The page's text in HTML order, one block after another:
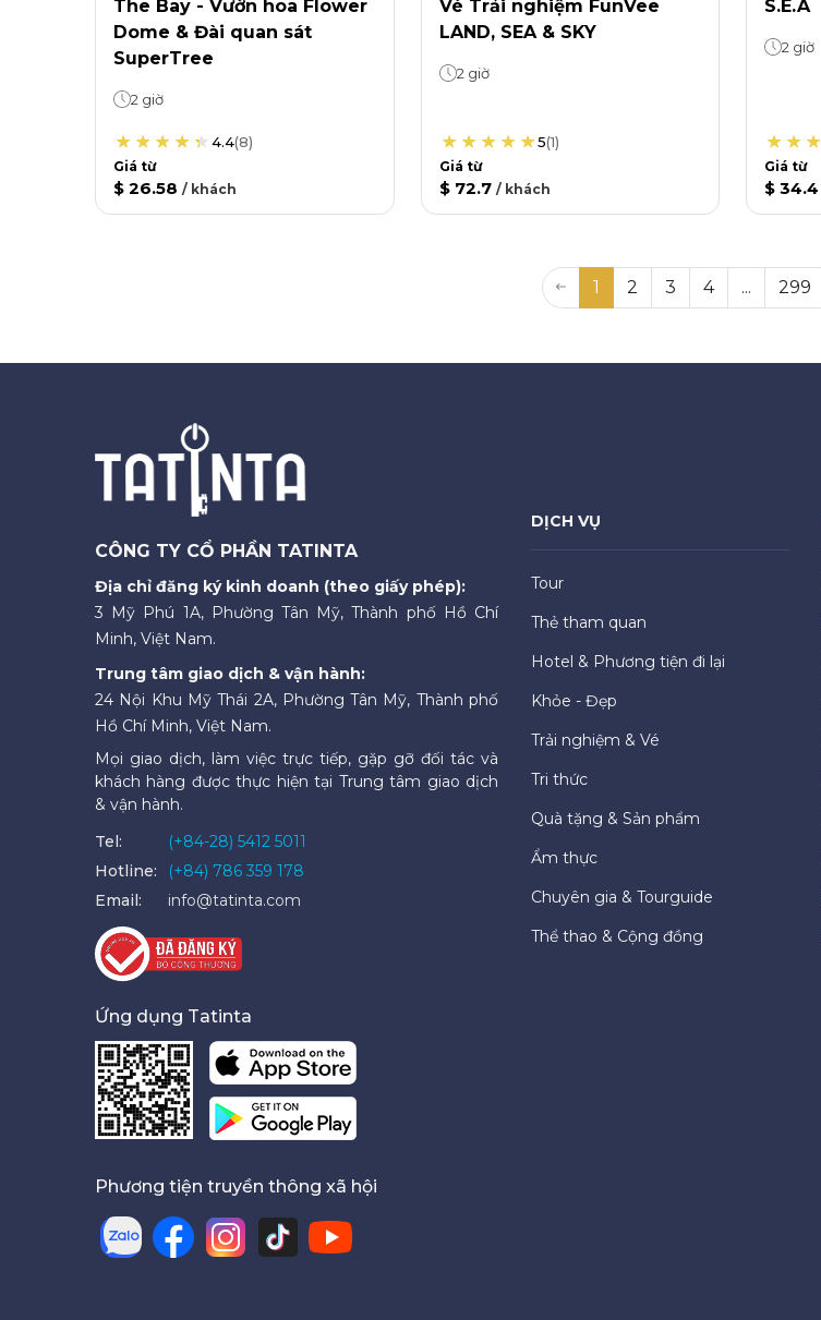
The Bay - Vườn hoa Flower
Dome & Đài quan sát
SuperTree
2 giờ
4.4(8)
Giá từ
$ 26.58 / khách
Vé Trải nghiệm FunVee
LAND, SEA & SKY
2 giờ
5(1)
Giá từ
$ 72.7 / khách
S.E.A
2 giờ
Giá từ
$ 34.4
1 2 3 4 ... 299
CÔNG TY CỔ PHẦN TATINTA
Địa chỉ đăng ký kinh doanh (theo giấy phép):
3 Mỹ Phú 1A, Phường Tân Mỹ, Thành phố Hồ Chí
Minh, Việt Nam.
Trung tâm giao dịch & vận hành:
24 Nội Khu Mỹ Thái 2A, Phường Tân Mỹ, Thành phố
Hồ Chí Minh, Việt Nam.
Mọi giao dịch, làm việc trực tiếp, gặp gỡ đối tác và
khách hàng được thực hiện tại Trung tâm giao dịch
& vận hành.
Tel:
(+84-28) 5412 5011
Hotline:
(+84) 786 359 178
Email:
info@tatinta.com
Ứng dụng Tatinta
Phương tiện truyền thông xã hội
DỊCH VỤ
Tour
Thẻ tham quan
Hotel & Phương tiện đi lại
Khỏe - Đẹp
Trải nghiệm & Vé
Tri thức
Quà tặng & Sản phẩm
Ẩm thực
Chuyên gia & Tourguide
Thể thao & Cộng đồng